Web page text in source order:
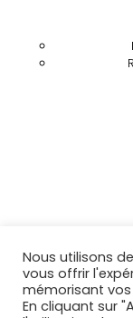
Nous utilisons
vous offrir
mémorisant
En cliquant sur